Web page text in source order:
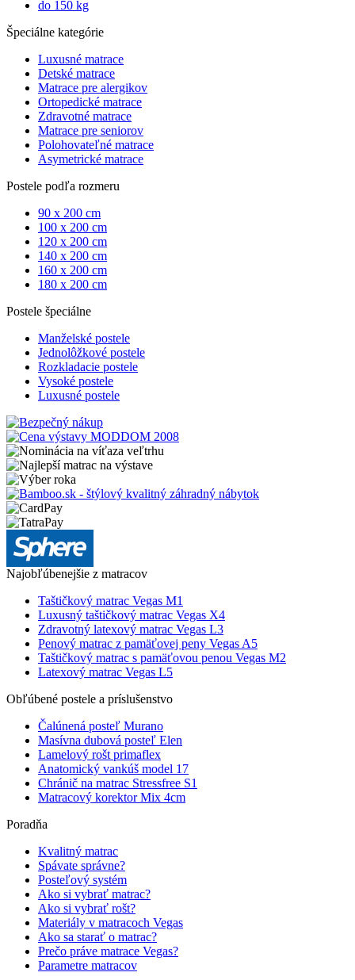
do 150 kg
Špeciálne kategórie
Luxusné matrace
Detské matrace
Matrace pre alergikov
Ortopedické matrace
Zdravotné matrace
Matrace pre seniorov
Polohovateľné matrace
Asymetrické matrace
Postele podľa rozmeru
90 x 200 cm
100 x 200 cm
120 x 200 cm
140 x 200 cm
160 x 200 cm
180 x 200 cm
Postele špeciálne
Manželské postele
Jednolôžkové postele
Rozkladacie postele
Vysoké postele
Luxusné postele
Najobľúbenejšie z matracov
Taštičkový matrac Vegas M1
Luxusný taštičkový matrac Vegas X4
Zdravotný latexový matrac Vegas L3
Penový matrac z pamäťovej peny Vegas A5
Taštičkový matrac s pamäťovou penou Vegas M2
Latexový matrac Vegas L5
Obľúbené postele a príslušenstvo
Čalúnená posteľ Murano
Masívna dubová posteľ Elen
Lamelový rošt primaflex
Anatomický vankúš model 17
Chránič na matrac Stressfree S1
Matracový korektor Mix 4cm
Poradňa
Kvalitný matrac
Spávate správne?
Posteľový systém
Ako si vybrať matrac?
Ako si vybrať rošt?
Materiály v matracoch Vegas
Ako sa starať o matrac?
Prečo práve matrace Vegas?
Parametre matracov